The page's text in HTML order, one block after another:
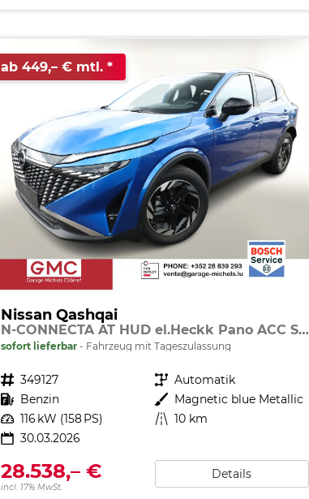
ab 449,– € mtl.
Nissan Qashqai
N-CONNECTA AT HUD el.Heckk Pano ACC SHZ
sofort lieferbar Fahrzeug mit Tageszulassung
Fahrzeugnr. 349127 Getriebe Automatik
Kraftstoff Benzin Außenfarbe Magnetic blue Metallic
Leistung 116 kW (158 PS) Kilometerstand 10 km
30.03.2026
28.538,– €
incl. 17% MwSt.
Details